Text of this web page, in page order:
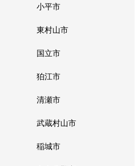
小平市
東村山市
国立市
狛江市
清瀬市
武蔵村山市
稲城市